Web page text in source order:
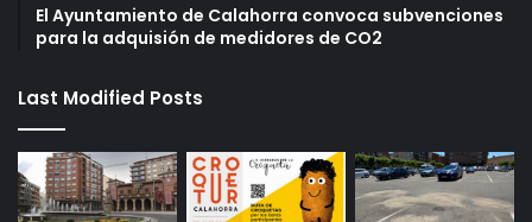
El Ayuntamiento de Calahorra convoca subvenciones
para la adquisión de medidores de CO2
Last Modified Posts